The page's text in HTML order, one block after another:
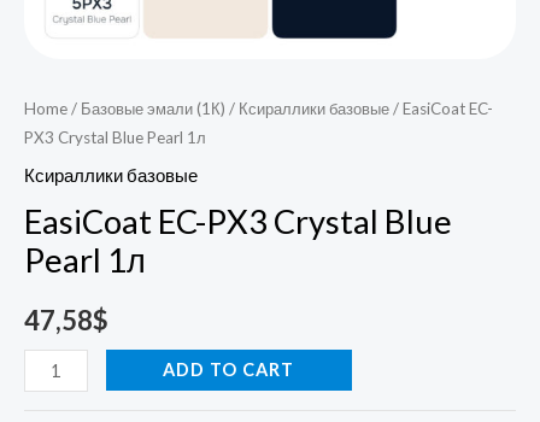
Home/ Базовые эмали (1К) / Ксираллики базовые/ EasiCoat EC-
PX3 Crystal Blue Pearl 1л
Ксираллики базовые
EasiCoat EC-PX3 Crystal Blue
Pearl 1л
47,58$
ADD TO CART